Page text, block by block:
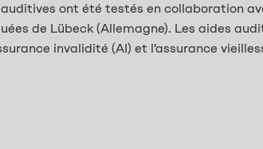
ont été testés en collaboration
de Lübeck (Allemagne). Les aides
invalidité (AI) et l'assurance